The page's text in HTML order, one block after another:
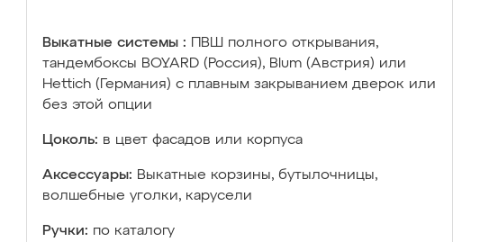
Выкатные системы :
ПВШ полного открывания,
тандембоксы BOYARD (Россия), Blum (Австрия) или
Hettich (Германия) с плавным закрыванием дверок или
без этой опции
Цоколь: в цвет фасадов или корпуса
Аксессуары: Выкатные корзины, бутылочницы,
волшебные уголки, карусели
Ручки: по каталогу